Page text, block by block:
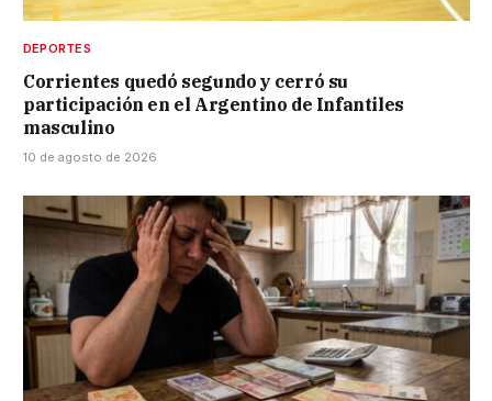
DEPORTES
Corrientes quedó segundo y cerró su
participación en el Argentino de Infantiles
masculino
10 de agosto de 2026